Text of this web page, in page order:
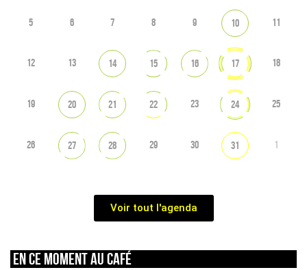
5 6 7 8 9 10 11
12 13 14 15 16 17 18
19 20 21 22 23 24 25
26 27 28 29 30 31 1
Voir tout l'agenda
En ce moment au café